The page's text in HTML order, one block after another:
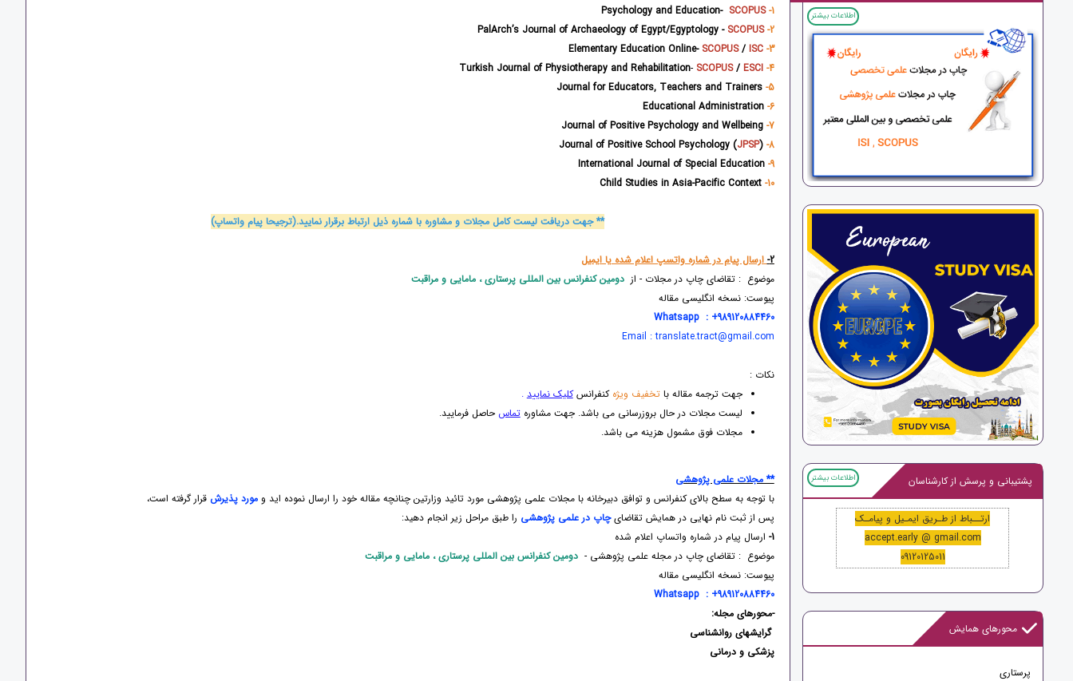
اطلاعات بیشتر
پشتیبانی و پرسش از کارشناسان اطلاعات بیشتر
ارتــباط از طـریق ایمـیل و پیامـک
accept.early @ gmail.com
09120125011
محورهای همایش
پرستاری
1-
Psychology and Education- SCOPUS
2-
PalArch’s Journal of Archaeology of Egypt/Egyptology - SCOPUS
3-
Elementary Education Online-
SCOPUS/ ISC
4-
Turkish Journal of Physiotherapy and Rehabilitation
- SCOPUS/ ESCI
5-
Journal for Educators, Teachers and Trainers
6-
Educational Administration
7-
Journal of Positive Psychology and Wellbeing
8-
Journal of Positive School Psychology (
JPSP)
9-
International Journal of Special Education
10-
Child Studies in Asia-Pacific Context
** جهت دریافت لیست کامل مجلات و مشاوره با شماره ذیل ارتباط برقرار نمایید.(ترجیحا پیام واتساپ)
2-ارسال پیام در شماره واتسپ اعلام شده یا ایمیل
موضوع : تقاضای چاپ در مجلات - از دومین کنفرانس بین المللی پرستاری ، مامایی و مراقبت
پیوست: نسخه انگلیسی مقاله
Whatsapp : +989120884460
Email : translate.tract@gmail.com
نکات :
جهت ترجمه مقاله باتخفیف ویژه کنفرانسکلیک نمایید.
لیست مجلات در حال بروزرسانی می باشد. جهت مشاورهتماس حاصل فرمایید.
مجلات فوق مشمول هزینه می باشد.
** مجلات علمی پژوهشی
با توجه به سطح بالای کنفرانس و توافق دبیرخانه با مجلات علمی پژوهشی مورد تائید وزارتین چنانچه مقاله خود را ارسال نموده اید و مورد پذیرش قرار گرفته است،
پس از ثبت نام نهایی در همایش تقاضای چاپ در علمی پژوهشی را طبق مراحل زیر انجام دهید:
1- ارسال پیام در شماره واتساپ اعلام شده
موضوع : تقاضای چاپ در مجله علمی پژوهشی - دومین کنفرانس بین المللی پرستاری ، مامایی و مراقبت
پیوست: نسخه انگلیسی مقاله
Whatsapp : +989120884460
-محورهای مجله:
گرایشهای روانشناسی
پزشکی و درمانی